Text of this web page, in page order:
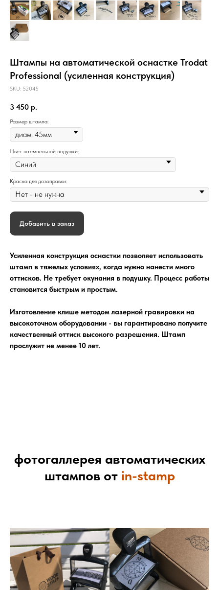
Штампы на автоматической оснастке Trodat
Professional (усиленная конструкция)
SKU: 52045
3 450 р.
Размер штампа:
Цвет штемпельной подушки:
Краска для дозаправки:
Добавить в заказ
Усиленная конструкция оснастки позволяет использовать
штамп в тяжелых условиях, когда нужно нанести много
оттисков. Не требует окунания в подушку. Процесс работы
становится быстрым и простым.
Изготовление клише методом лазерной гравировки на
высокоточном оборудовании - вы гарантировано получите
качественный оттиск высокого разрешения. Штамп
прослужит не менее 10 лет.
фотогаллерея автоматических
штампов от in-stamp